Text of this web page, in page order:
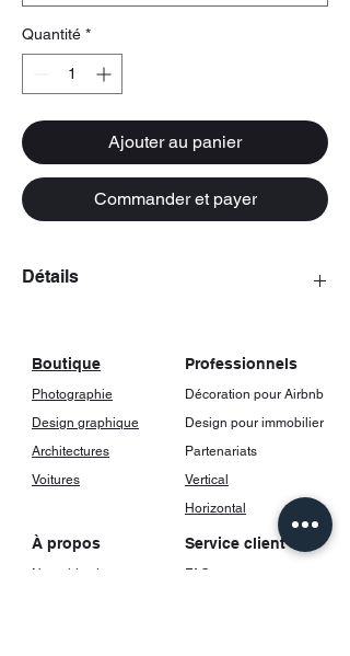
Quantité *
Ajouter au panier
Commander et payer
Détails
Boutique Professionnels
Photographie
Décoration pour Airbnb
Design graphique
Design pour immobilier
Architectures
Partenariats
Voitures
Vertical
Horizontal
À propos Service client
Notre histoire
FAQ